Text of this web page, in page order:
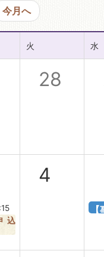
移動図書館
今月へ
火 水
28
込
4
【